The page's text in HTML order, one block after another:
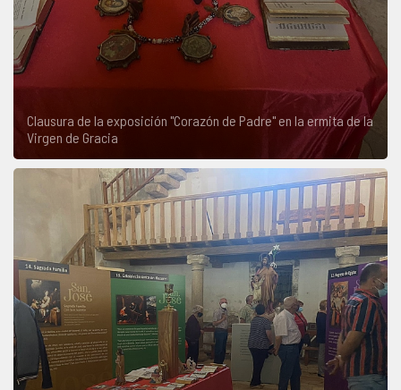
Clausura de la exposición "Corazón de Padre" en la ermita de la
Virgen de Gracia